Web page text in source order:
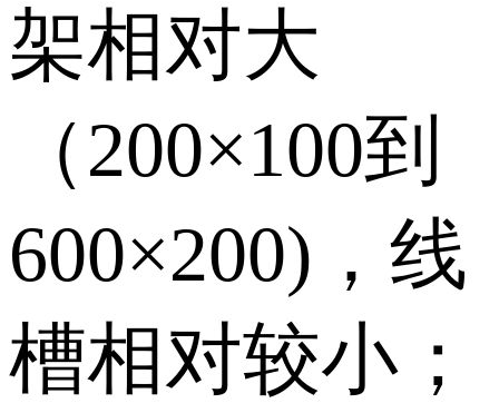
架相对大
（200×100到
600×200)，线
槽相对较小；